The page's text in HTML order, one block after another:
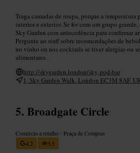
Traga camadas de roupa, porque a temperatura
interior e exterior. Se for com um grupo
Sky Garden com antecedência para confirmar
Pergunte ao staff sobre recomendações de
no vinho ou nos cocktails se tiver alergias ou
alimentares.
http://skygarden.london/sky-pod-bar
1, Sky Garden Walk, London EC3M 8AF,
Broadgate Circle
Comércio a retalho • Praça de Compras
4,2
3,5